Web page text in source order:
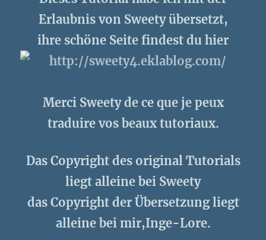
Erlaubnis von Sweety übersetzt,
ihre schöne Seite findest du hier
Merci Sweety de ce que je peux
traduire vos beaux tutoriaux.
Das Copyright des original Tutorials
liegt alleine bei Sweety
das Copyright der Übersetzung liegt
alleine bei mir,Inge-Lore.